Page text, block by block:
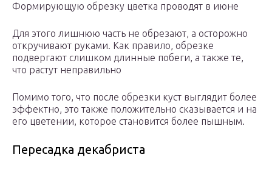
Формирующую обрезку цветка проводят в июне
Для этого лишнюю часть не обрезают, а осторожно
откручивают руками. Как правило, обрезке
подвергают слишком длинные побеги, а также те,
что растут неправильно
Помимо того, что после обрезки куст выглядит более
эффектно, это также положительно сказывается и на
его цветении, которое становится более пышным.
Пересадка декабриста